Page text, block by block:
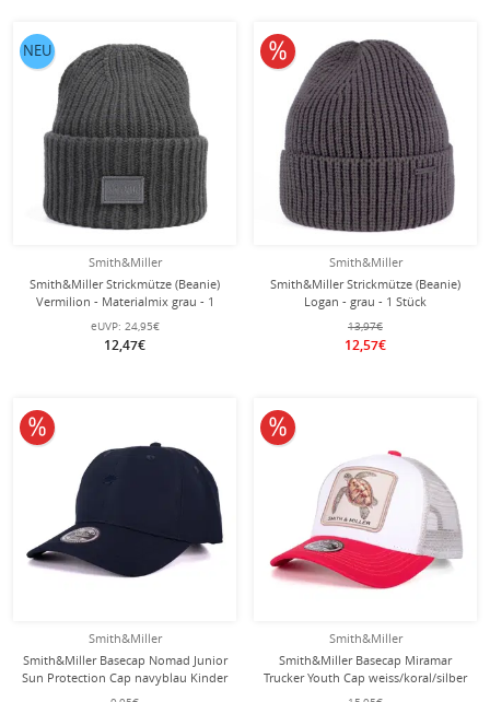
Smith&Miller
Smith&Miller Strickmütze (Beanie)
Vermilion - Materialmix grau - 1
Stück
eUVP: 24,95€
12,47€
NEU
Smith&Miller
Smith&Miller Strickmütze (Beanie)
Logan - grau - 1 Stück
13,97€
12,57€
10% reduziert
Smith&Miller
Smith&Miller Basecap Nomad Junior
Sun Protection Cap navyblau Kinder
- 1 Stück
10% reduziert
Smith&Miller
Smith&Miller Basecap Miramar
Trucker Youth Cap weiss/koral/silber
- 1 Stück
10% reduziert